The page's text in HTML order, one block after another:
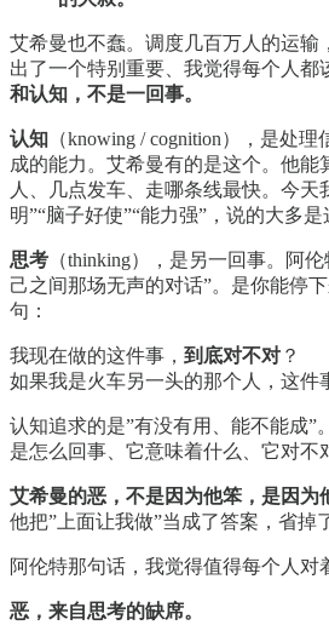
艾希曼也不蠢。调度几百万人的运输
出了一个特别重要、我觉得每个人
和认知，不是一回事。
认知 （knowing / cognition），是处
成的能力。艾希曼有的是这个。他能
人、几点发车、走哪条线最快。今天
明”“脑子好使”“能力强”，说的大多
思考 （thinking），是另一回事。阿
己之间那场无声的对话”。是你能停
句：
我现在做的这件事， 到底对不对 ？
如果我是火车另一头的那个人，这件
认知追求的是”有没有用、能不能成”
是怎么回事、它意味着什么、它对不
艾希曼的恶，不是因为他笨，是因为
他把”上面让我做”当成了答案，省掉
阿伦特那句话，我觉得值得每个人对
恶，来自思考的缺席。